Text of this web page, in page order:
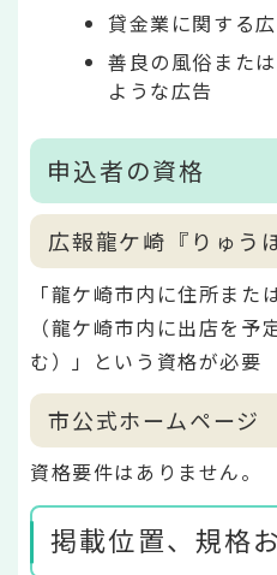
貸金業に関する
善良の風俗また
ような広告
申込者の資格
広報龍ケ崎『りゅう
「龍ケ崎市内に住所ま
（龍ケ崎市内に出店を予
む）」という資格が必要
市公式ホームページ
資格要件はありません。
掲載位置、規格